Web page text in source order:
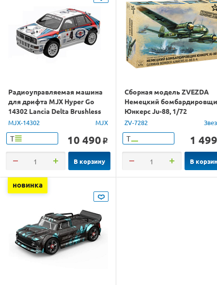
Радиоуправляемая машина
для дрифта MJX Hyper Go
14302 Lancia Delta Brushless
4WD 2.4G LED 1/14 RTR
MJX-14302 MJX
Т 10 490 o
В корзину
Сборная модель ZVEZDA
Немецкий
Юнкерс Ju-88, 1/72
ZV-7282
Т 1 499
В
новинка